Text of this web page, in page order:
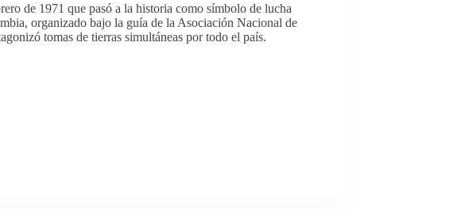
de 1971 que pasó a la historia como símbolo de lucha
organizado bajo la guía de la Asociación Nacional de
tomas de tierras simultáneas por todo el país.